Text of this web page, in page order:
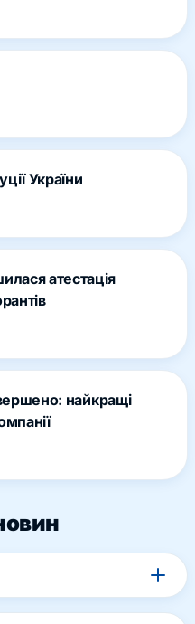
України
атестація
найкращі